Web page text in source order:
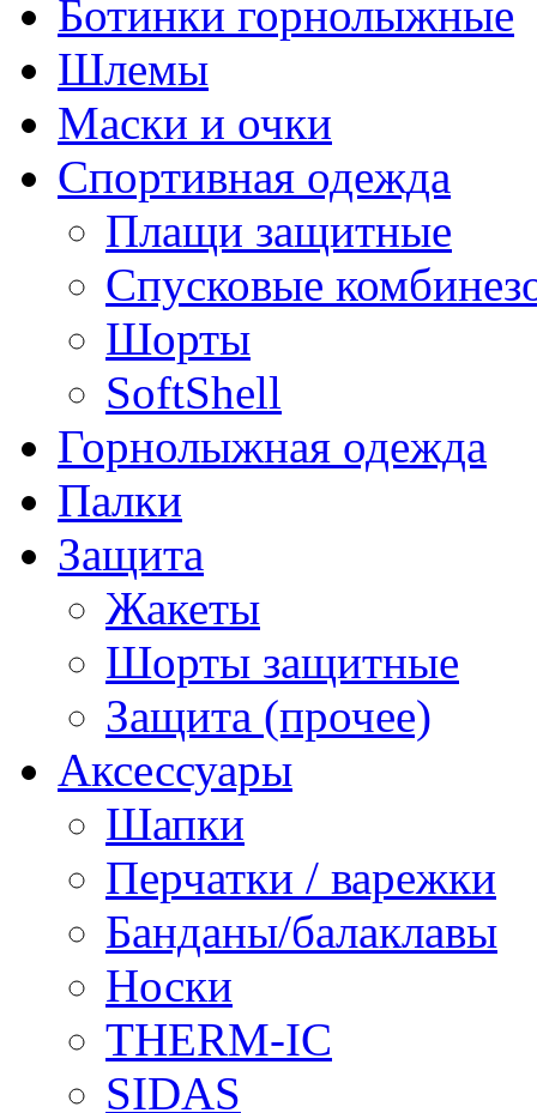
Ботинки горнолыжные
Шлемы
Маски и очки
Спортивная одежда
Плащи защитные
Спусковые
Шорты
SoftShell
Горнолыжная одежда
Палки
Защита
Жакеты
Шорты защитные
Защита (прочее)
Аксессуары
Шапки
Перчатки / варежки
Банданы/балаклавы
Носки
THERM-IC
SIDAS